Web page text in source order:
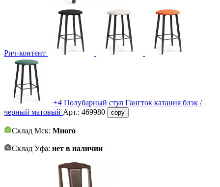
Рич-контент
+4 Полубарный стул Гангток катания блэк /
черный матовый Арт.: 469980 copy
Склад Мск: Много
Склад Уфа: нет в наличии